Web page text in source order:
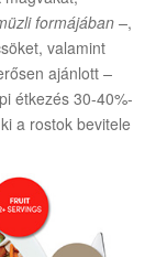
formájában –,
valamint
ajánlott –
étkezés 30-40%-
a rostok bevitele